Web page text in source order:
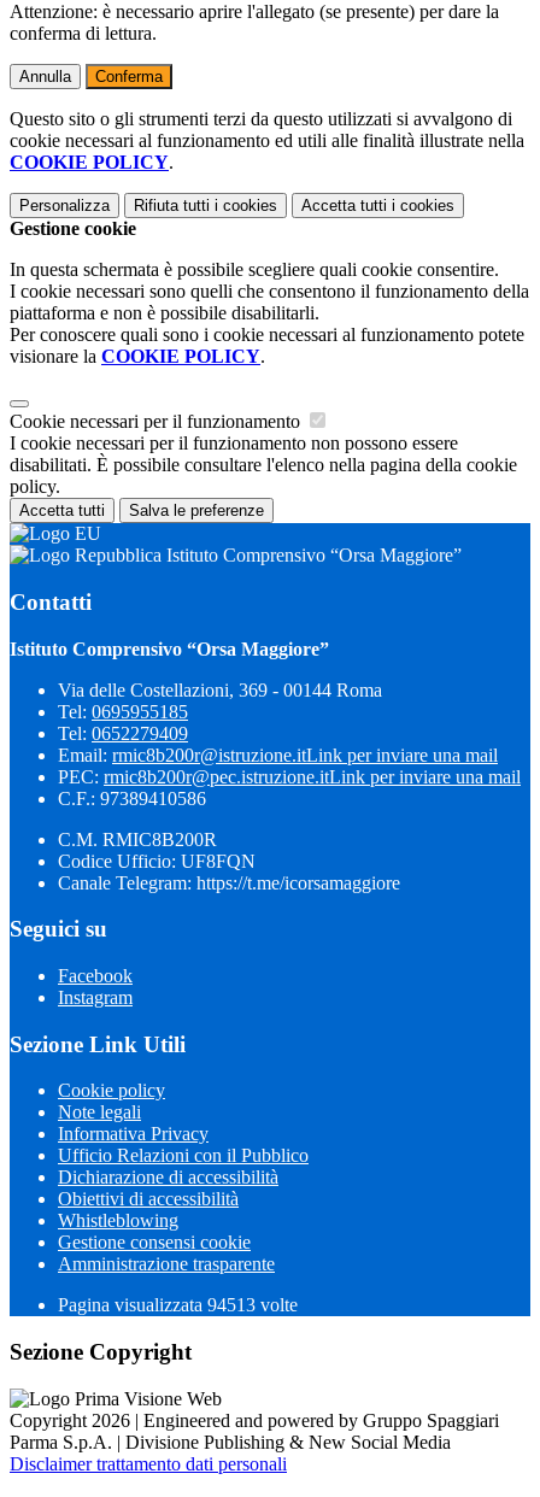
Attenzione: è necessario aprire l'allegato (se presente) per dare la
conferma di lettura.
Annulla Conferma
Questo sito o gli strumenti terzi da questo utilizzati si avvalgono di
cookie necessari al funzionamento ed utili alle finalità illustrate nella
COOKIE POLICY.
Personalizza Rifiuta tutti i cookies Accetta tutti i cookies
Gestione cookie
In questa schermata è possibile scegliere quali cookie consentire.
I cookie necessari sono quelli che consentono il funzionamento della
piattaforma e non è possibile disabilitarli.
Per conoscere quali sono i cookie necessari al funzionamento potete
visionare la COOKIE POLICY.
Cookie necessari per il funzionamento
I cookie necessari per il funzionamento non possono essere
disabilitati. È possibile consultare l'elenco nella pagina della cookie
policy.
Accetta tutti Salva le preferenze
Istituto Comprensivo “Orsa Maggiore”
Contatti
Istituto Comprensivo “Orsa Maggiore”
Via delle Costellazioni, 369 - 00144 Roma
Tel: 0695955185
Tel: 0652279409
Email: rmic8b200r@istruzione.itLink per inviare una mail
PEC: rmic8b200r@pec.istruzione.itLink per inviare una mail
C.F.: 97389410586
C.M. RMIC8B200R
Codice Ufficio: UF8FQN
Canale Telegram: https://t.me/icorsamaggiore
Seguici su
Facebook
Instagram
Sezione Link Utili
Cookie policy
Note legali
Informativa Privacy
Ufficio Relazioni con il Pubblico
Dichiarazione di accessibilità
Obiettivi di accessibilità
Whistleblowing
Gestione consensi cookie
Amministrazione trasparente
Pagina visualizzata 94513 volte
Sezione Copyright
Copyright 2026 | Engineered and powered by Gruppo Spaggiari
Parma S.p.A. | Divisione Publishing & New Social Media
Disclaimer trattamento dati personali